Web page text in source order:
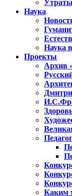
Утраты
Наука
Наука
Проекты
Архив
Каким